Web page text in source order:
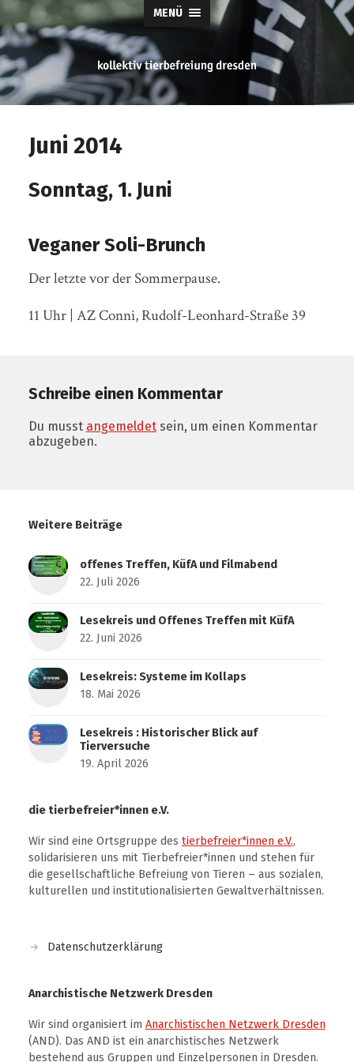
MENÜ
tierbefreiung
Juni 2014
Sonntag, 1. Juni
Veganer Soli-Brunch
Der letzte vor der Sommerpause.
11 Uhr | AZ Conni, Rudolf-Leonhard-Straße 39
Schreibe einen Kommentar
Du musst angemeldetsein, um einen Kommentar
abzugeben.
Weitere Beiträge
offenes Treffen, KüfA und Filmabend
22. Juli 2026
Lesekreis und Offenes Treffen mit KüfA
22. Juni 2026
Lesekreis: Systeme im Kollaps
18. Mai 2026
Lesekreis : Historischer Blick auf
Tierversuche
19. April 2026
die tierbefreier*innen e.V.
Wir sind eine Ortsgruppe des tierbefreier*innen e.V.,
solidarisieren uns mit Tierbefreier*innen und stehen für
die gesellschaftliche Befreiung von Tieren – aus sozialen,
kulturellen und institutionalisierten Gewaltverhältnissen.
Datenschutzerklärung
Anarchistische Netzwerk Dresden
Wir sind organisiert im Anarchistischen Netzwerk Dresden
(AND). Das AND ist ein anarchistisches Netzwerk
bestehend aus Gruppen und Einzelpersonen in Dresden.